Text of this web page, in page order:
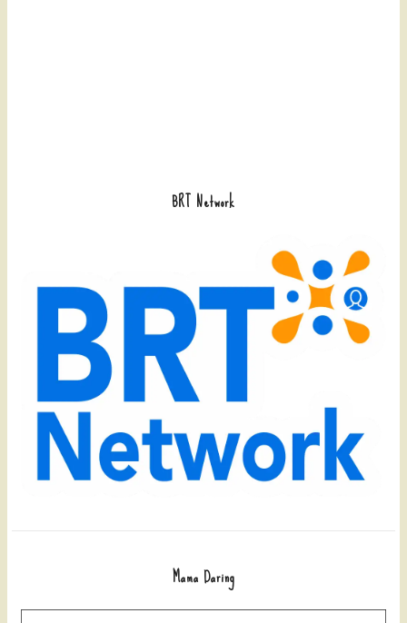
BRT Network
Mama Daring